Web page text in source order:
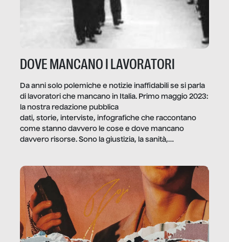
DOVE MANCANO I LAVORATORI
Da anni solo polemiche e notizie inaffidabili se si parla
di lavoratori che mancano in Italia. Primo maggio 2023:
la nostra redazione pubblica
dati, storie, interviste, infografiche che raccontano
come stanno davvero le cose e dove mancano
davvero risorse. Sono la giustizia, la sanità,